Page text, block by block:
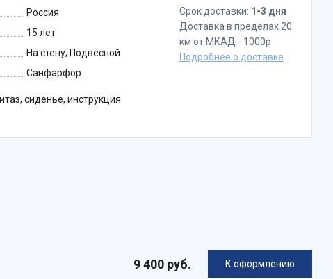
Россия
15 лет
На стену; Подвесной
Санфарфор
сиденье, инструкция
Срок доставки: 1-3 дня
Доставка в пределах 20
км от МКАД - 1000р
Подробнее о доставке
9 400 руб. К оформлению